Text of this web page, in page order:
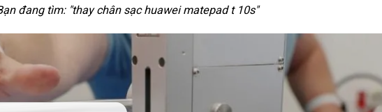
đang tìm: "thay chân sạc huawei matepad t 10s"